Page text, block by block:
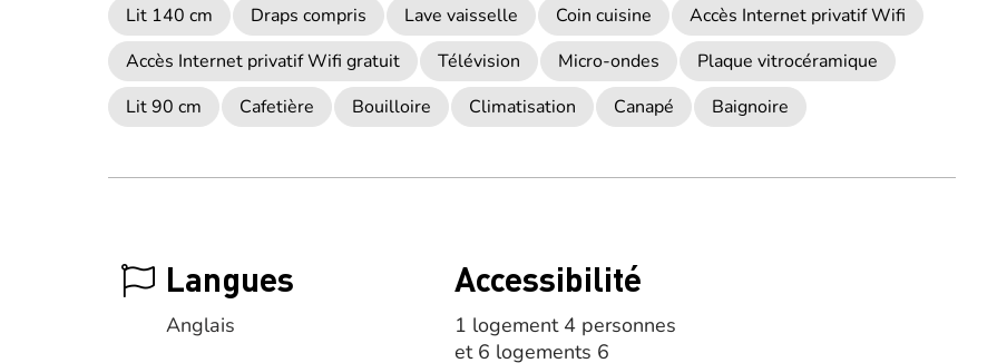
Lit 140 cm Draps compris Lave vaisselle Coin cuisine
Accès Internet privatif Wifi
Accès Internet privatif Wifi gratuit
Télévision Micro-ondes
Plaque vitrocéramique
Lit 90 cm
Cafetière Bouilloire Climatisation Canapé Baignoire
Langues
Anglais
Accessibilité
1 logement 4 personnes
et 6 logements 6